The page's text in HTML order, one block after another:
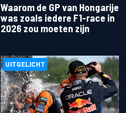
Waarom de GP van Hongarije
was zoals iedere F1-race in
2026 zou moeten zijn
UITGELICHT